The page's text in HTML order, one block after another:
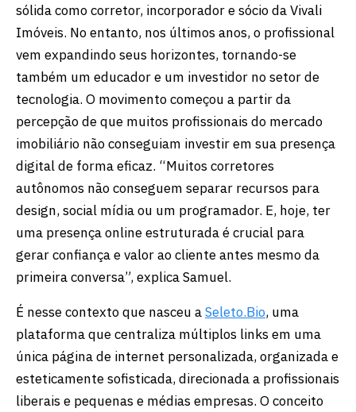
sólida como corretor, incorporador e sócio da Vivali
Imóveis. No entanto, nos últimos anos, o profissional
vem expandindo seus horizontes, tornando-se
também um educador e um investidor no setor de
tecnologia. O movimento começou a partir da
percepção de que muitos profissionais do mercado
imobiliário não conseguiam investir em sua presença
digital de forma eficaz. “Muitos corretores
autônomos não conseguem separar recursos para
design, social mídia ou um programador. E, hoje, ter
uma presença online estruturada é crucial para
gerar confiança e valor ao cliente antes mesmo da
primeira conversa”, explica Samuel.
É nesse contexto que nasceu aSeleto.Bio, uma
plataforma que centraliza múltiplos links em uma
única página de internet personalizada, organizada e
esteticamente sofisticada, direcionada a profissionais
liberais e pequenas e médias empresas. O conceito